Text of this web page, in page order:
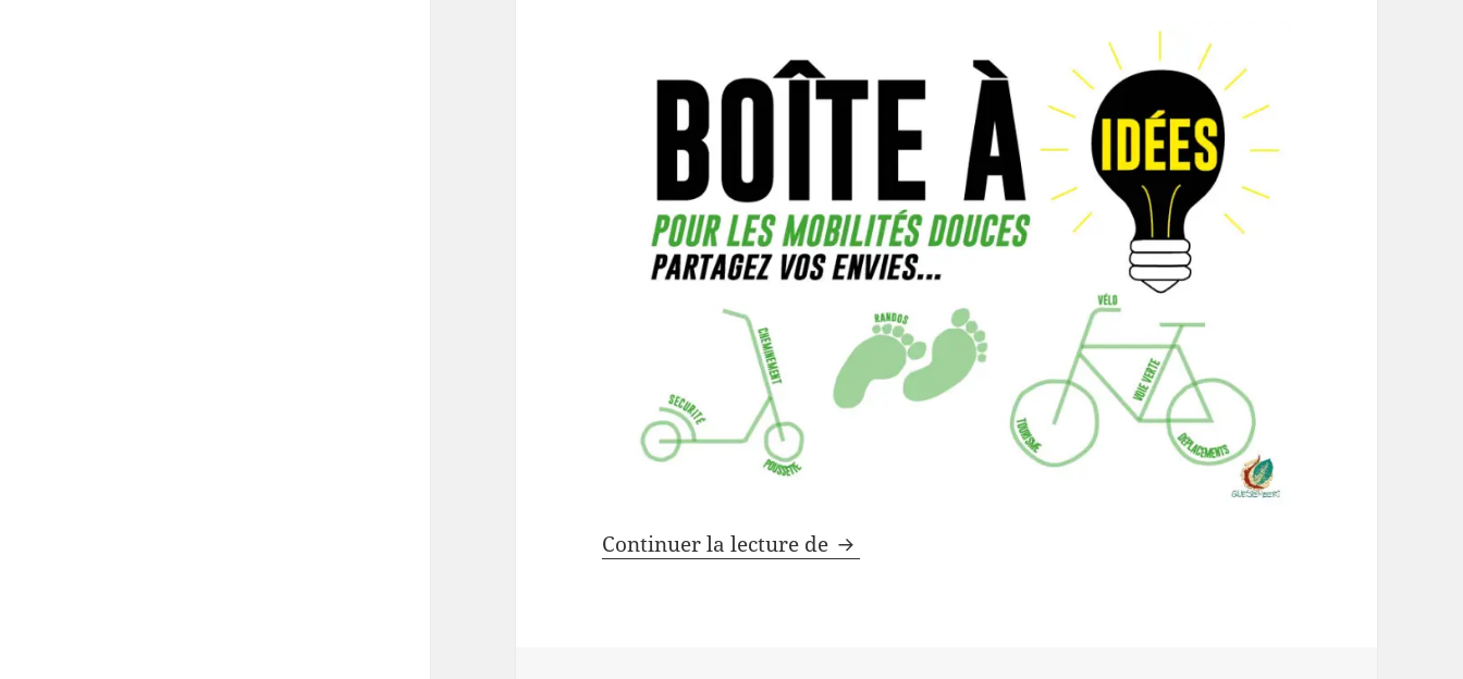
Continuer la lecture de A pied, (à cheval), à vélo, etc.